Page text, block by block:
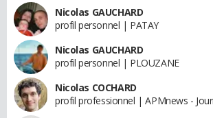
Nicolas GAUCHARD
profil personnel | PATAY
Nicolas GAUCHARD
profil personnel | PLOUZANE
Nicolas COCHARD
profil professionnel | APMnews -